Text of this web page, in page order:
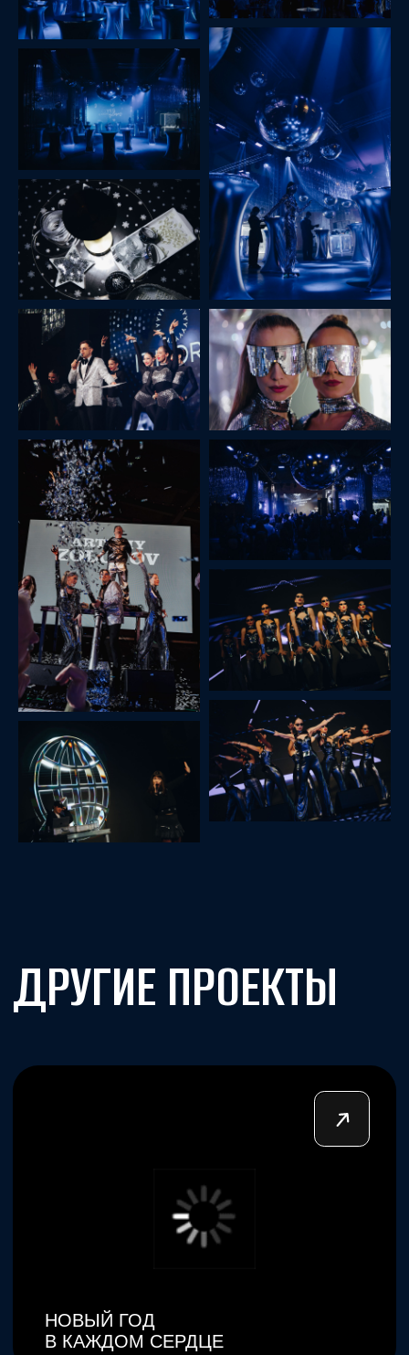
НОВЫЙ ГОД
В КАЖДОМ СЕРДЦЕ
RUSS PARTY/
«ВЕЧЕРИНКА ПО-РУССКИ»
РИКИ ПАТИ/ RIKI PARTY
ДИСКОТЕКА 90-Х
Посмотреть все проекты →
СДЕЛАЕМ
ПРОЕКТ ВМЕСТЕ?
О компании |Портфолио